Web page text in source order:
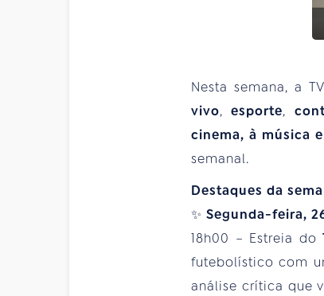
Nesta semana, a
vivo,esporte,
cinema, à música
semanal.
Destaques da
✨ Segunda-feira,
18h00 – Estreia do
futebolístico com
análise crítica que